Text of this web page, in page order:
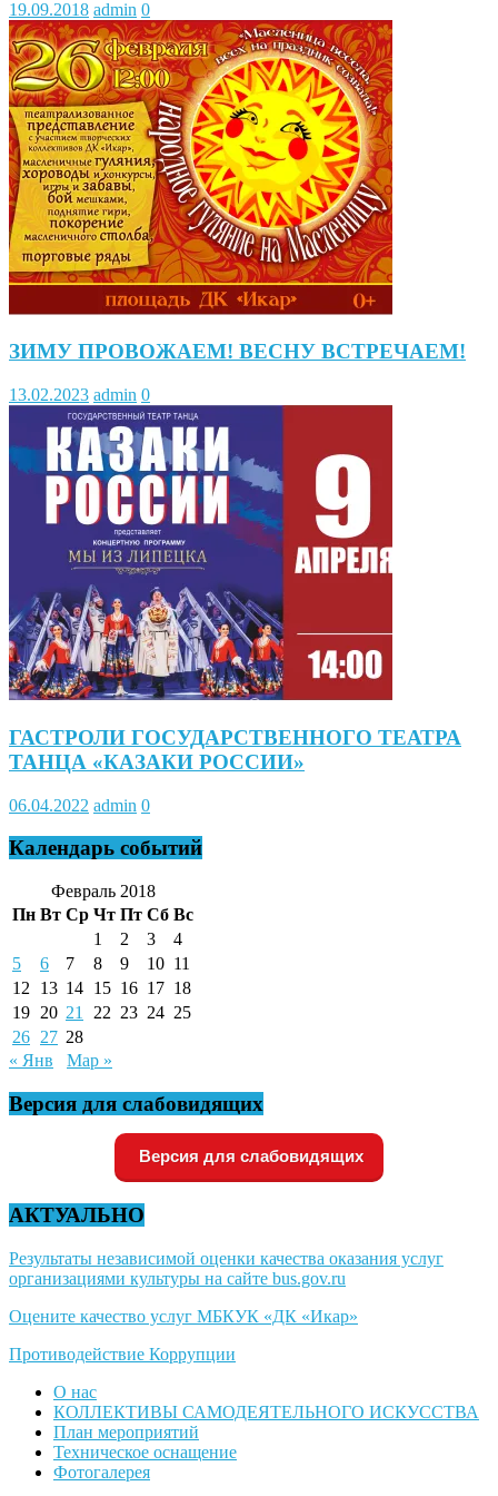
19.09.2018 admin 0
ЗИМУ ПРОВОЖАЕМ! ВЕСНУ ВСТРЕЧАЕМ!
13.02.2023 admin 0
ГАСТРОЛИ ГОСУДАРСТВЕННОГО ТЕАТРА
ТАНЦА «КАЗАКИ РОССИИ»
06.04.2022 admin 0
Календарь событий
Февраль 2018
Пн Вт Ср Чт Пт Сб Вс
1
2 3
4
5
6 7 8 9 10 11
12
13 14 15 16 17 18
19 20 21 22 23 24 25
26 27 28
« Янв
Мар »
Версия для слабовидящих
Версия для слабовидящих
АКТУАЛЬНО
Результаты независимой оценки качества оказания услуг
организациями культуры на сайте bus.gov.ru
Оцените качество услуг МБКУК «ДК «Икар»
Противодействие Коррупции
О нас
КОЛЛЕКТИВЫ САМОДЕЯТЕЛЬНОГО ИСКУССТВА
План мероприятий
Техническое оснащение
Фотогалерея